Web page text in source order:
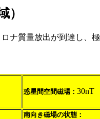
）
ナ質量放出が到達し、
惑星間空間磁場： 30nT
南向き磁場の状態：